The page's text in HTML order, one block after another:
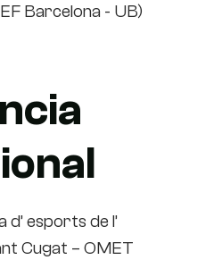
Barcelona - UB)
d’ esports de l’
Cugat – OMET